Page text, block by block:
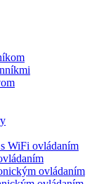
WiFi ovládaním
ovládaním